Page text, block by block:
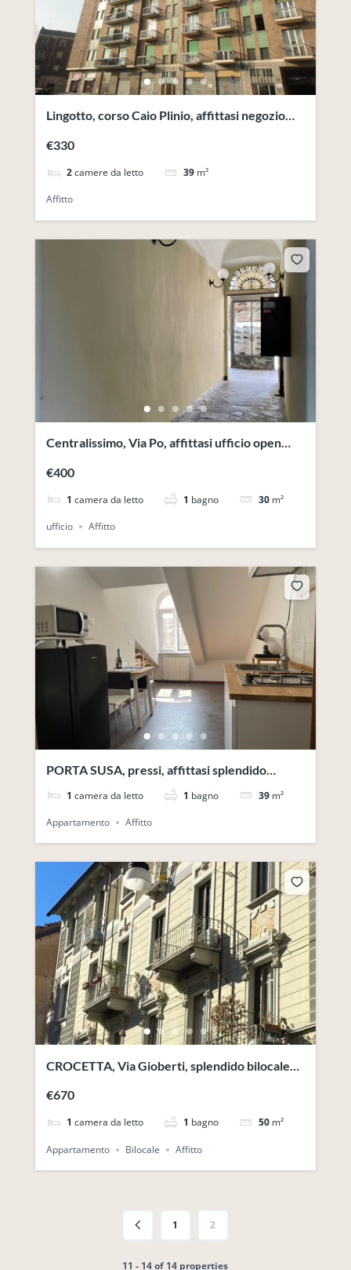
Lingotto, corso Caio Plinio, affittasi negozio
€330
2camere da letto 39 m²
Affitto
Centralissimo, Via Po, affittasi ufficio open
€400
1 camera da letto 1 bagno 30 m²
ufficio Affitto
PORTA SUSA, pressi, affittasi splendido
bilocale per brevi periodi
1 camera da letto 1 bagno 39 m²
Appartamento Affitto
CROCETTA, Via Gioberti, splendido bilocale
€670
1 camera da letto 1 bagno 50 m²
Appartamento Bilocale Affitto
1 2
11 - 14 of 14 properties